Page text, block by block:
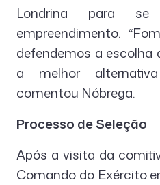
Londrina para
empreendimento.
defendemos a escolha
a melhor
comentou Nóbrega.
Processo de Seleção
Após a visita da
Comando do Exército